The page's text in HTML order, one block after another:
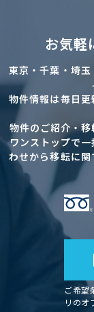
お気軽
東京・千葉・埼
物件情報は毎日
物件のご紹介・
ワンストップで
わせから移転に
ご希望
リのオ